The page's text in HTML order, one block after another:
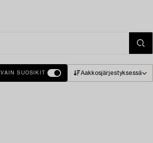
VAIN SUOSIKIT Aakkosjärjestyksessä